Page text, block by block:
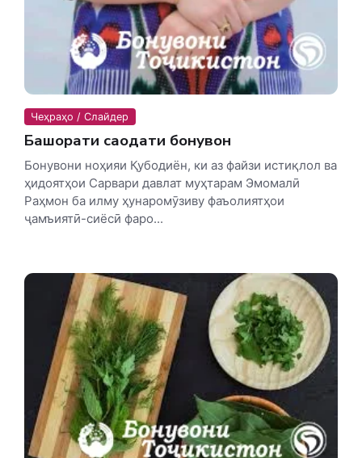
Чеҳраҳо / Слайдер
Башорати саодати бонувон
Бонувони ноҳияи Қубодиён, ки аз файзи истиқлол ва
ҳидоятҳои Сарвари давлат муҳтарам Эмомалӣ
Раҳмон ба илму ҳунаромӯзиву фаъолиятҳои
ҷамъиятӣ-сиёсӣ фаро...